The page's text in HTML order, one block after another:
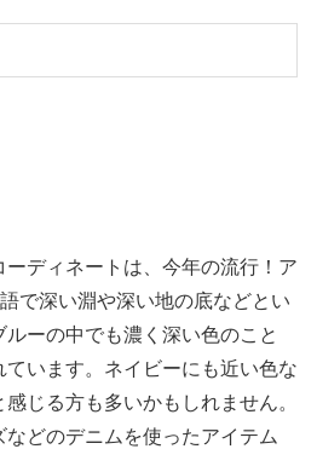
ディネートは、今年の流行！ア
で深い淵や深い地の底などとい
ーの中でも濃く深い色のこと
います。ネイビーにも近い色な
じる方も多いかもしれません。
どのデニムを使ったアイテム